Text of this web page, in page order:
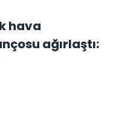
hava
ağırlaştı: